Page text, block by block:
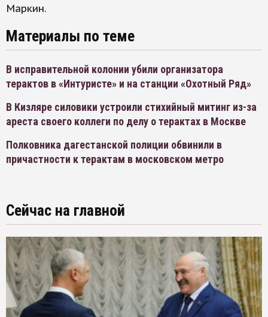
Маркин.
Материалы по теме
В исправительной колонии убили организатора
терактов в «Интуристе» и на станции «Охотный Ряд»
В Кизляре силовики устроили стихийный митинг из-за
ареста своего коллеги по делу о терактах в Москве
Полковника дагестанской полиции обвинили в
причастности к терактам в московском метро
Сейчас на главной